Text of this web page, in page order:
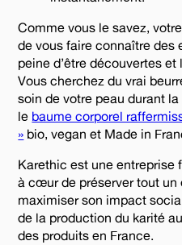
Comme vous le savez,
de vous faire connaître des
peine d’être découvertes
Vous cherchez du vrai
soin de votre peau durant
le baume corporel
» bio, vegan et Made in
Karethic est une entreprise
à cœur de préserver tout un
maximiser son impact
de la production du karité
des produits en France.